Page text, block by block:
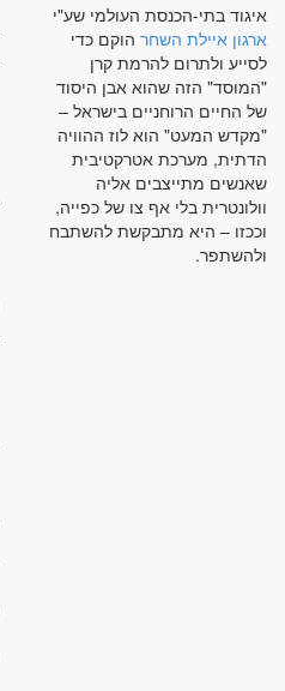
איגוד בתי-הכנסת העולמי שע"י
ארגון איילת השחר הוקם כדי
לסייע ולתרום להרמת קרן
"המוסד" הזה שהוא אבן היסוד
של החיים הרוחניים בישראל –
"מקדש המעט" הוא לוז ההוויה
הדתית, מערכת אטרקטיבית
שאנשים מתייצבים אליה
וולונטרית בלי אף צו של כפייה,
וככזו – היא מתבקשת להשתבח
ולהשתפר.